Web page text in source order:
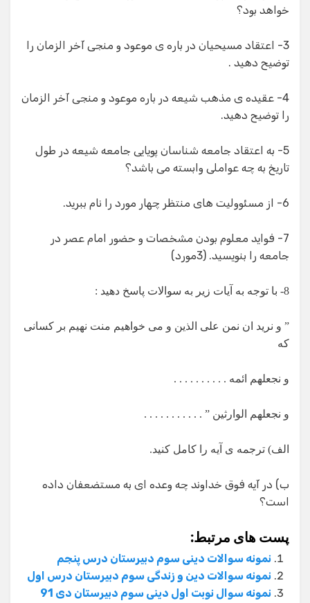
خواهد بود؟
3- اعتقاد مسیحیان در باره ی موعود و منجی آخر الزمان را
توضیح دهید .
4- عقیده ی مذهب شیعه در باره موعود و منجی آخر الزمان
را توضیح دهید.
5- به اعتقاد جامعه شناسان پویایی جامعه شیعه در طول
تاریخ به چه عواملی وابسته می باشد؟
6- از مسئوولیت های منتظر چهار مورد را نام ببرید.
7- فواید معلوم بودن مشخصات و حضور امام عصر در
جامعه را بنویسید. (3مورد)
8- با توجه به آیات زیر به سوالات پاسخ دهید :
” و نرید ان نمن علی الذین و می خواهیم منت نهیم بر کسانی
که
و نجعلهم ائمه . . . . . . . . . .
و نجعلهم الوارثین ” . . . . . . . . . . .
الف) ترجمه ی آیه را کامل کنید.
ب) در آیه فوق خداوند چه وعده ای به مستضعفان داده
است؟
پست های مرتبط:
نمونه سوالات دینی سوم دبیرستان درس پنجم
نمونه سوالات دین و زندگی سوم دبیرستان درس اول
نمونه سوال نوبت اول دینی سوم دبیرستان دی 91